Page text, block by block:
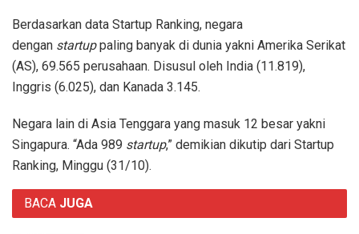
Berdasarkan data Startup Ranking, negara
dengan startuppaling banyak di dunia yakni Amerika Serikat
(AS), 69.565 perusahaan. Disusul oleh India (11.819),
Inggris (6.025), dan Kanada 3.145.
Negara lain di Asia Tenggara yang masuk 12 besar yakni
Singapura. “Ada 989 startup,” demikian dikutip dari Startup
Ranking, Minggu (31/10).
BACA JUGA